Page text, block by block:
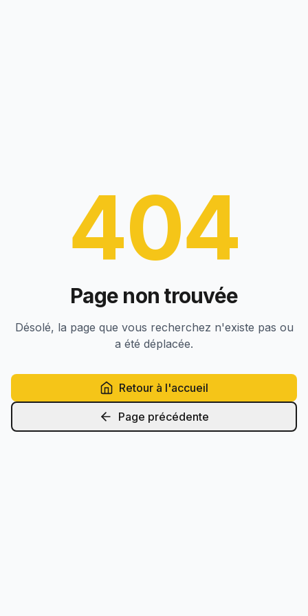
404
Page non trouvée
Désolé, la page que vous recherchez n'existe pas ou
a été déplacée.
Retour à l'accueil
Page précédente